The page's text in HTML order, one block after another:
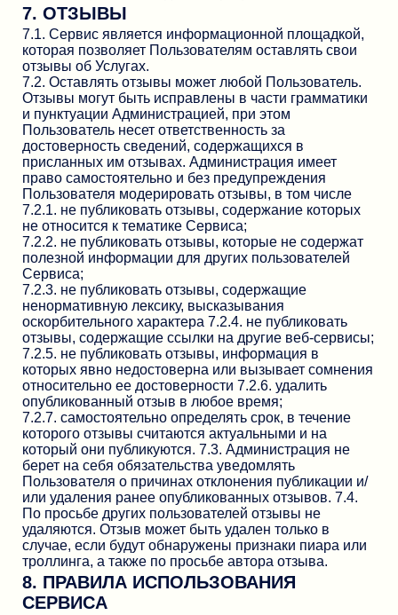
7. ОТЗЫВЫ
7.1. Сервис является информационной площадкой,
которая позволяет Пользователям оставлять свои
отзывы об Услугах.
7.2. Оставлять отзывы может любой Пользователь.
Отзывы могут быть исправлены в части грамматики
и пунктуации Администрацией, при этом
Пользователь несет ответственность за
достоверность сведений, содержащихся в
присланных им отзывах. Администрация имеет
право самостоятельно и без предупреждения
Пользователя модерировать отзывы, в том числе
7.2.1. не публиковать отзывы, содержание которых
не относится к тематике Сервиса;
7.2.2. не публиковать отзывы, которые не содержат
полезной информации для других пользователей
Сервиса;
7.2.3. не публиковать отзывы, содержащие
ненормативную лексику, высказывания
оскорбительного характера 7.2.4. не публиковать
отзывы, содержащие ссылки на другие веб-сервисы;
7.2.5. не публиковать отзывы, информация в
которых явно недостоверна или вызывает сомнения
относительно ее достоверности 7.2.6. удалить
опубликованный отзыв в любое время;
7.2.7. самостоятельно определять срок, в течение
которого отзывы считаются актуальными и на
который они публикуются. 7.3. Администрация не
берет на себя обязательства уведомлять
Пользователя о причинах отклонения публикации и/
или удаления ранее опубликованных отзывов. 7.4.
По просьбе других пользователей отзывы не
удаляются. Отзыв может быть удален только в
случае, если будут обнаружены признаки пиара или
троллинга, а также по просьбе автора отзыва.
8. ПРАВИЛА ИСПОЛЬЗОВАНИЯ
СЕРВИСА